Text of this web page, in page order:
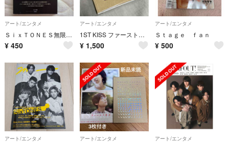
アート/エンタメ
ＳｉｘＴＯＮＥＳ無限の音色
¥ 450
アート/エンタメ
1ST KISS ファーストキス パンフレット
¥ 1,500
アート/エンタメ
Ｓｔａｇｅ ｆａｎ
¥ 500
アート/エンタメ アート/エンタメ アート/エンタメ